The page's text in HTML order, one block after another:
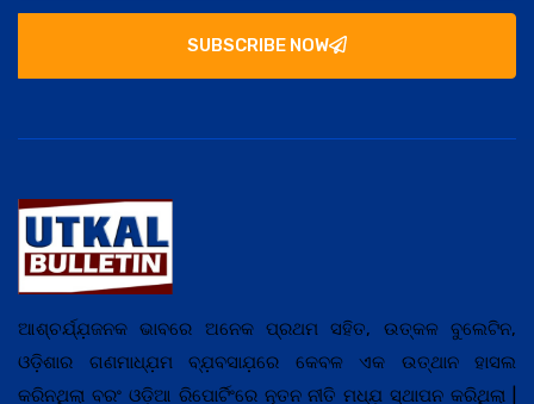
SUBSCRIBE NOW
ଆଶ୍ଚର୍ଯ୍ଯ଼ଜନକ ଭାବରେ ଅନେକ ପ୍ରଥମ ସହିତ, ଉତ୍କଳ ବୁଲେଟିନ,
ଓଡ଼ିଶାର ଗଣମାଧ୍ଯ଼ମ ବ୍ଯ଼ବସାଯ଼ରେ କେବଳ ଏକ ଉତ୍ଥାନ ହାସଲ
କରିନଥିଲା ବରଂ ଓଡ଼ିଆ ରିପୋର୍ଟିଂରେ ନୂତନ ନୀତି ମଧ୍ଯ଼ ସ୍ଥାପନ କରିଥିଲା |